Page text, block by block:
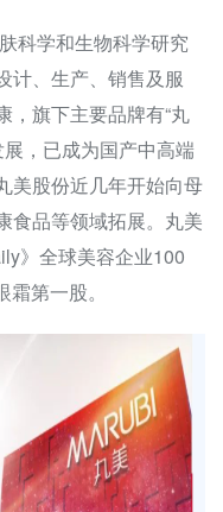
科学和生物科学研究
计、生产、销售及服
，旗下主要品牌有“丸
展，已成为国产中高端
美股份近几年开始向母
食品等领域拓展。丸美
》全球美容企业100
第一股。